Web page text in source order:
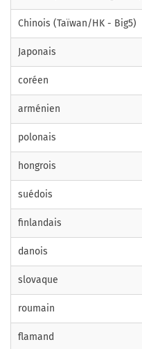
Chinois (Taïwan/HK - Big5)
Japonais
coréen
arménien
polonais
hongrois
suédois
finlandais
danois
slovaque
roumain
flamand